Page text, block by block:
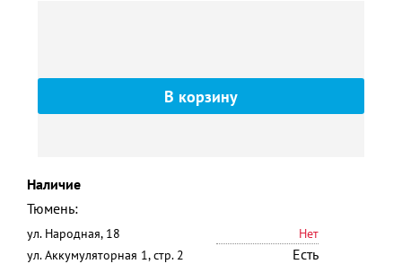
Наличие
Тюмень:
ул. Народная, 18
Нет
ул. Аккумуляторная 1, стр. 2
Есть